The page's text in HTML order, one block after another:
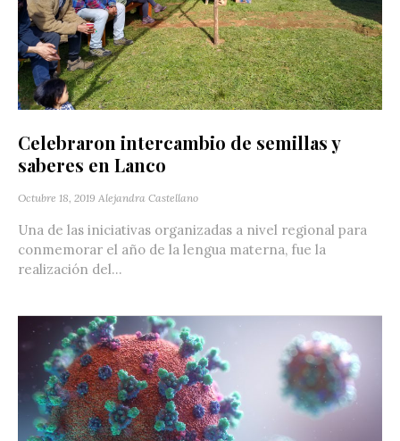
Celebraron intercambio de semillas y
saberes en Lanco
Octubre 18, 2019 Alejandra Castellano
Una de las iniciativas organizadas a nivel regional para
conmemorar el año de la lengua materna, fue la
realización del...